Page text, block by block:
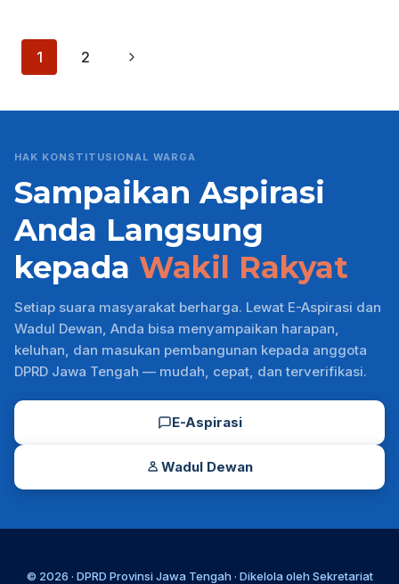
Page
1 2
Next
HAK KONSTITUSIONAL WARGA
Sampaikan Aspirasi
Anda Langsung
kepada Wakil Rakyat
Setiap suara masyarakat berharga. Lewat E-Aspirasi dan
Wadul Dewan, Anda bisa menyampaikan harapan,
keluhan, dan masukan pembangunan kepada anggota
DPRD Jawa Tengah — mudah, cepat, dan terverifikasi.
E-Aspirasi
Wadul Dewan
© 2026 · DPRD Provinsi Jawa Tengah · Dikelola oleh Sekretariat